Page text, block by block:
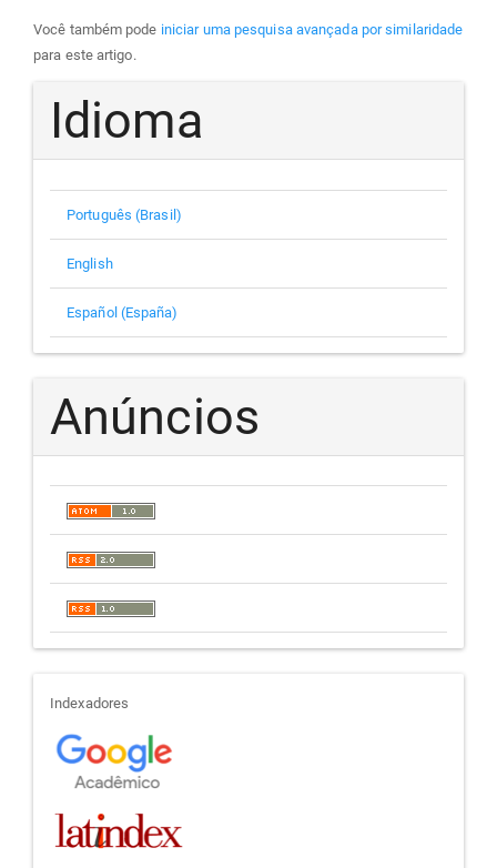
Você também pode iniciar uma pesquisa avançada por similaridade
para este artigo.
Idioma
Português (Brasil)
English
Español (España)
Anúncios
indexadores
Indexadores